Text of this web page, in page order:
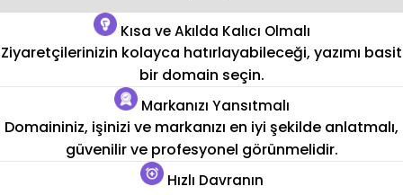
Kısa ve Akılda Kalıcı Olmalı
Ziyaretçilerinizin kolayca hatırlayabileceği, yazımı basit
bir domain seçin.
Markanızı Yansıtmalı
Domaininiz, işinizi ve markanızı en iyi şekilde anlatmalı,
güvenilir ve profesyonel görünmelidir.
Hızlı Davranın